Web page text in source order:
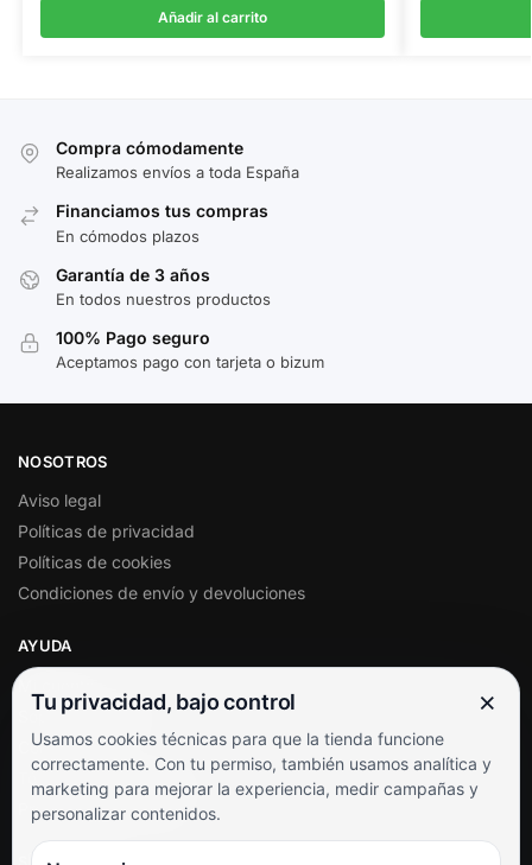
Añadir al carrito
Compra cómodamente
Realizamos envíos a toda España
Financiamos tus compras
En cómodos plazos
Garantía de 3 años
En todos nuestros productos
100% Pago seguro
Aceptamos pago con tarjeta o bizum
NOSOTROS
Aviso legal
Políticas de privacidad
Políticas de cookies
Condiciones de envío y devoluciones
AYUDA
Soporte al cliente
Contacto
Términos y condiciones
Preguntas frecuentes
SÍGUENOS
Tu privacidad, bajo control ×
Usamos cookies técnicas para que la tienda funcione
correctamente. Con tu permiso, también usamos analítica y
marketing para mejorar la experiencia, medir campañas y
personalizar contenidos.